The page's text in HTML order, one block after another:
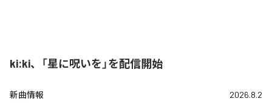
ki:ki、「星に呪いを」を配信開始
新曲情報 2026.8.2